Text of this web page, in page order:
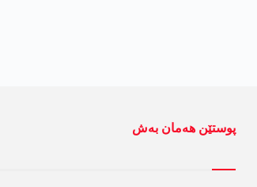
پوستێن ھەمان بەش